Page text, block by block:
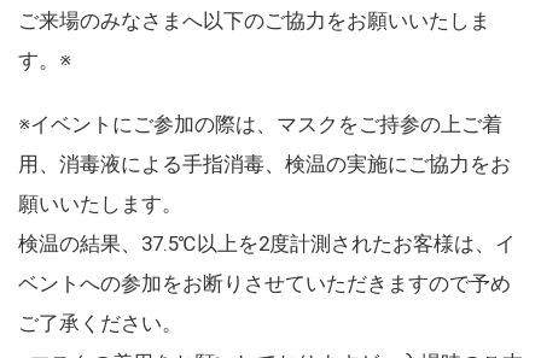
ご来場のみなさまへ以下のご協力をお願いいたしま
す。※
※イベントにご参加の際は、マスクをご持参の上ご着
用、消毒液による手指消毒、検温の実施にご協力をお
願いいたします。
検温の結果、37.5℃以上を2度計測されたお客様は、イ
ベントへの参加をお断りさせていただきますので予め
ご了承ください。